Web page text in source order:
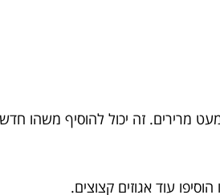
מרירים. זה יכול להוסיף משהו
עוד אגוזים קצוצים.